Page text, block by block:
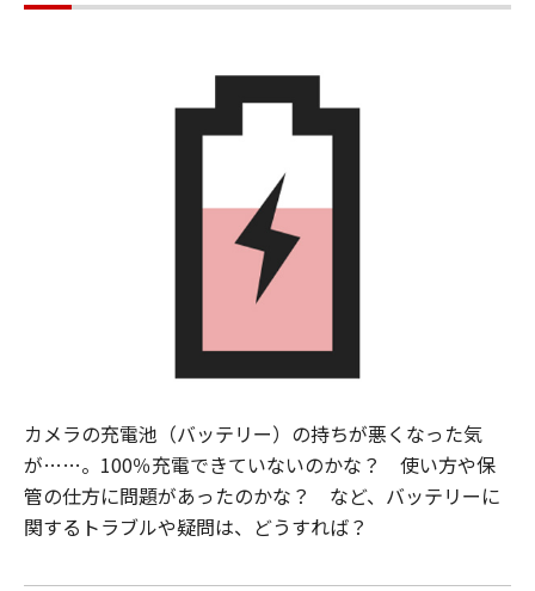
カメラの充電池（バッテリー）の持ちが悪くなった気
が……。100％充電できていないのかな？ 使い方や保
管の仕方に問題があったのかな？ など、バッテリーに
関するトラブルや疑問は、どうすれば？